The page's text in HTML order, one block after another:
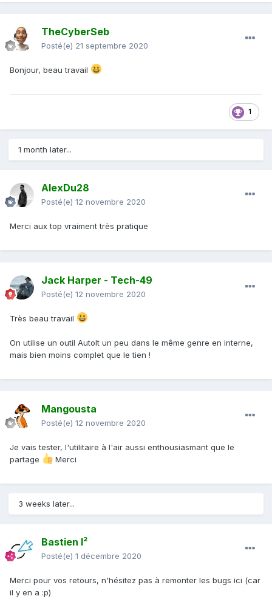
TheCyberSeb
Posté(e) 21 septembre 2020
Bonjour, beau travail
1
1 month later...
AlexDu28
Posté(e) 12 novembre 2020
Merci aux top vraiment très pratique
Jack Harper - Tech-49
Posté(e) 12 novembre 2020
Très beau travail
On utilise un outil AutoIt un peu dans le même genre en interne,
mais bien moins complet que le tien !
Mangousta
Posté(e) 12 novembre 2020
Je vais tester, l'utilitaire à l'air aussi enthousiasmant que le
partage
Merci
3 weeks later...
Bastien I²
Posté(e) 1 décembre 2020
Merci pour vos retours, n'hésitez pas à remonter les bugs ici (car
il y en a :p)